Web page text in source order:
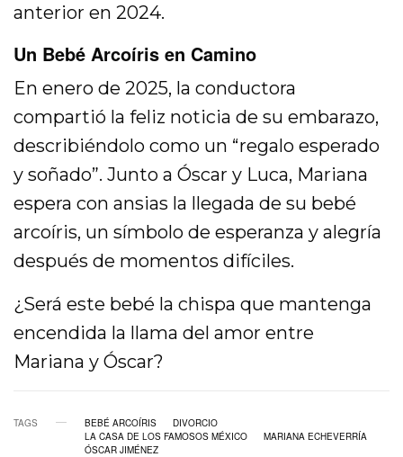
anterior en 2024.
Un Bebé Arcoíris en Camino
En enero de 2025, la conductora
compartió la feliz noticia de su embarazo,
describiéndolo como un “regalo esperado
y soñado”. Junto a Óscar y Luca, Mariana
espera con ansias la llegada de su bebé
arcoíris, un símbolo de esperanza y alegría
después de momentos difíciles.
¿Será este bebé la chispa que mantenga
encendida la llama del amor entre
Mariana y Óscar?
TAGS BEBÉ ARCOÍRIS
DIVORCIO
LA CASA DE LOS FAMOSOS MÉXICO
MARIANA ECHEVERRÍA
ÓSCAR JIMÉNEZ